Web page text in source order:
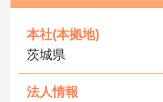
本社(本拠地)
茨城県
法人情報